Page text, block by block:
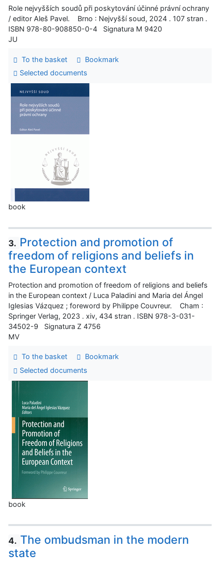
Role nejvyšších soudů při poskytování účinné právní ochrany
/ editor Aleš Pavel. Brno : Nejvyšší soud, 2024 . 107 stran .
ISBN 978-80-908850-0-4 Signatura M 9420
JU
To the basket
Bookmark
Selected documents
book
3. Protection and promotion of
freedom of religions and beliefs in
the European context
Protection and promotion of freedom of religions and beliefs
in the European context / Luca Paladini and Maria del Ángel
Iglesias Vázquez ; foreword by Philippe Couvreur. Cham :
Springer Verlag, 2023 . xiv, 434 stran . ISBN 978-3-031-
34502-9 Signatura Z 4756
MV
To the basket
Bookmark
Selected documents
book
4. The ombudsman in the modern
state